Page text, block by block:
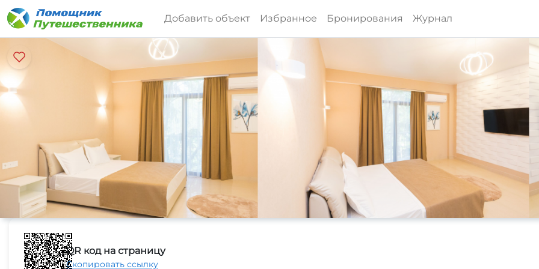
Добавить объект Избранное Бронирования Журнал
QR код на страницу
Скопировать ссылку